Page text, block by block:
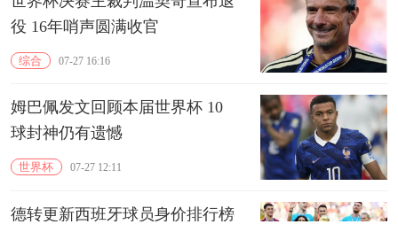
役 16年哨声圆满收官
综合 07-27 16:16
姆巴佩发文回顾本届世界杯 10
球封神仍有遗憾
世界杯 07-27 12:11
德转更新西班牙球员身价排行榜